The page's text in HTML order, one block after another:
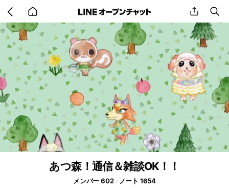
back
to
home
share
あつ森！通信＆雑談OK！！
メンバー 602
ノート 1654